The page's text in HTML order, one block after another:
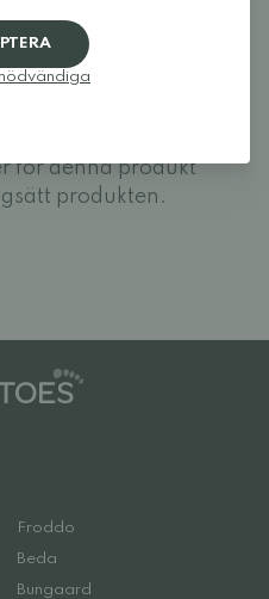
för denna produkt
produkten.
Froddo
Beda
Bungaard